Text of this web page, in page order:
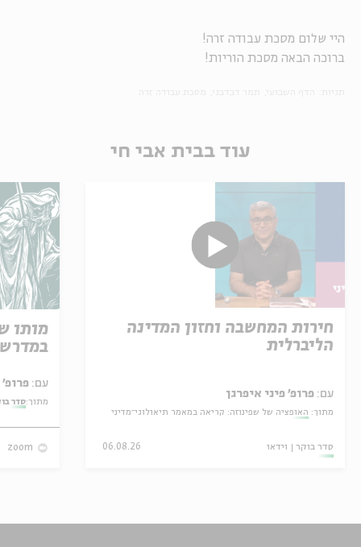
היי שלום מסכת עבודה זרה!
ברוכה הבאה מסכת הוריות!
עוד בבית אבי חי
חירות המחשבה וחזון המדינה
הליברלית
עם: פרופ' פיני איפרגן
מתוך: האופציה של שפינוזה: קריאה במאמר תיאולוגי־מדיני
סדר בוקר וידאו 06.08.26
מותו
עם: פרופ' אביגדור שנאן
מתוך:סדר
zoom